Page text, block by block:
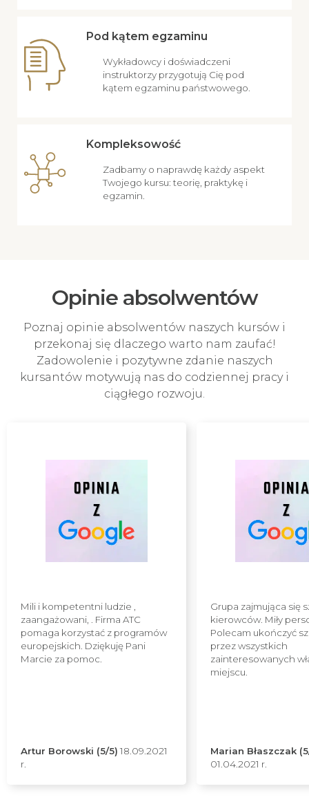
Pod kątem egzaminu
Wykładowcy i doświadczeni
instruktorzy przygotują Cię pod
kątem egzaminu państwowego.
Kompleksowość
Zadbamy o naprawdę każdy aspekt
Twojego kursu: teorię, praktykę i
egzamin.
Opinie absolwentów
Poznaj opinie absolwentów naszych kursów i
przekonaj się dlaczego warto nam zaufać!
Zadowolenie i pozytywne zdanie naszych
kursantów motywują nas do codziennej pracy i
ciągłego rozwoju.
Mili i kompetentni ludzie ,
zaangażowani, . Firma ATC
pomaga korzystać z programów
europejskich. Dziękuję Pani
Marcie za pomoc.
Artur Borowski (5/5) 18.09.2021
r.
Grupa zajmująca się
kierowców. Miły
Polecam ukończyć
przez wszystkich
zainteresowanych
miejscu.
Marian Błaszczak
01.04.2021 r.